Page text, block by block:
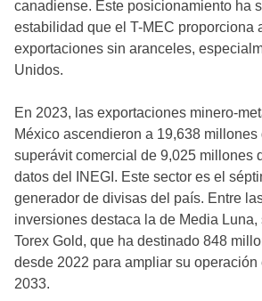
canadiense. Este posicionamiento ha
estabilidad que el T-MEC proporciona
exportaciones sin aranceles,
Unidos.
En 2023, las exportaciones minero-
México ascendieron a 19,638 millones
superávit comercial de 9,025 millones
datos del INEGI. Este sector es el
generador de divisas del país. Entre
inversiones destaca la de Media
Torex Gold, que ha destinado 848
desde 2022 para ampliar su operación
2033.